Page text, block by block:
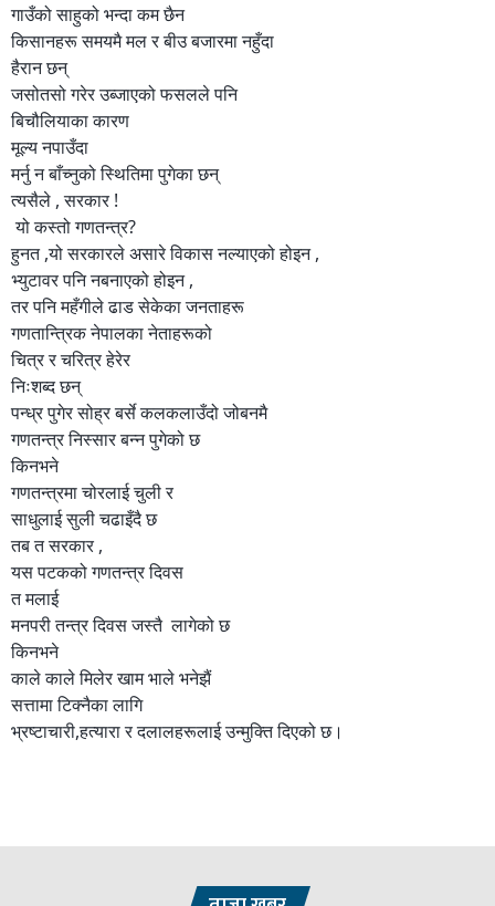
गाउँको साहुको भन्दा कम छैन
किसानहरू समयमै मल र बीउ बजारमा नहुँदा
हैरान छन्
जसोतसो गरेर उब्जाएको फसलले पनि
बिचौलियाका कारण
मूल्य नपाउँदा
मर्नु न बाँच्नुक‍ो स्थितिमा पुगेका छन्
त्यसैले , सरकार !
यो कस्तो गणतन्त्र?
हुनत ,यो सरकारले असारे विकास नल्याएको होइन ,
भ्युटावर पनि नबनाएको होइन ,
तर पनि महँगीले ढाड सेकेका जनताहरू
गणतान्त्रिक नेपालका नेताहरूको
चित्र र चरित्र हेरेर
निःशब्द छन्
पन्ध्र पुगेर सोह्र बर्से कलकलाउँदो जोबनमै
गणतन्त्र निस्सार बन्न पुगेको छ
किनभने
गणतन्त्रमा चोरलाई चुली र
साधुलाई सुली चढाइँदै छ
तब त सरकार ,
यस पटकको गणतन्त्र दिवस
त मलाई
मनपरी तन्त्र दिवस जस्तै लागेको छ
किनभने
काले काले मिलेर खाम भाले भनेझैं
सत्तामा टिक्नैका लागि
भ्रष्टाचारी,हत्यारा र दलालहरूलाई उन्मुक्ति दिएको छ।